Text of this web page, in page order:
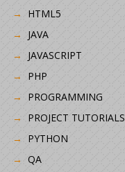
HTML5
JAVA
JAVASCRIPT
PHP
PROGRAMMING
PROJECT TUTORIALS
PYTHON
QA